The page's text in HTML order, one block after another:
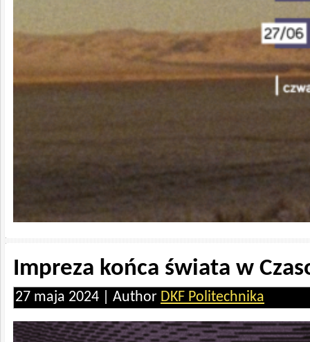
Impreza końca świata w
27 maja 2024 | Author DKF Politechnika